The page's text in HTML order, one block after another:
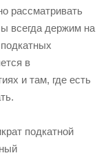
рассматривать
всегда держим на
в
и там, где есть
подкатной